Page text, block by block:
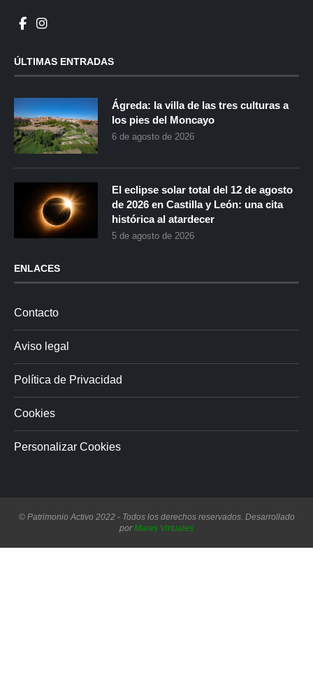
ÚLTIMAS ENTRADAS
Ágreda: la villa de las tres culturas a
los pies del Moncayo
6 de agosto de 2026
El eclipse solar total del 12 de agosto
de 2026 en Castilla y León: una cita
histórica al atardecer
5 de agosto de 2026
ENLACES
Contacto
Aviso legal
Política de Privacidad
Cookies
Personalizar Cookies
© Patrimonio Activo 2022 - Todos los derechos reservados. Desarrollado
porMares Virtuales